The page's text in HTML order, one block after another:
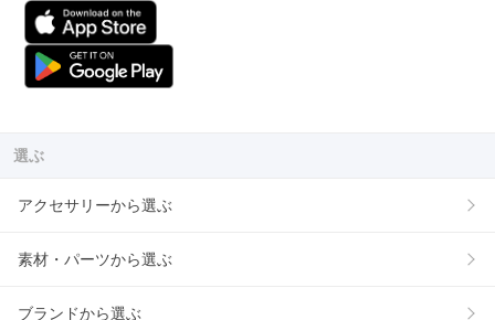
選ぶ
アクセサリーから選ぶ
素材・パーツから選ぶ
ブランドから選ぶ